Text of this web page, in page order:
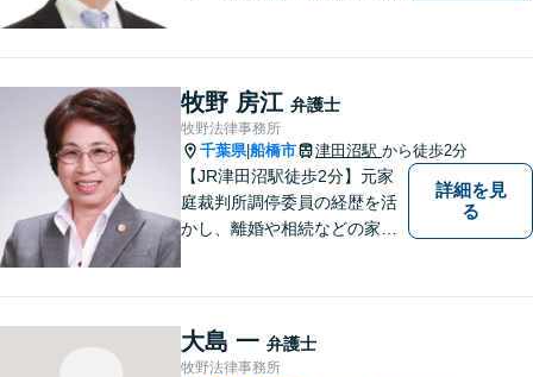
市の牧野法律事務所へお気軽
にご相談下さい。
牧野 房江 弁護士
牧野法律事務所
千葉県|船橋市 津田沼駅 から徒歩2分
【JR津田沼駅徒歩2分】元家
庭裁判所調停委員の経歴を活
かし、離婚や相続などの家事
詳細を見
る
大島 一 弁護士
牧野法律事務所